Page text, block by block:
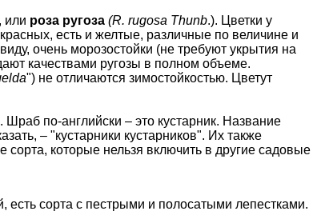
, или роза ругоза (R. rugosa Thunb.). Цветки у
есть и желтые, различные по величине и
очень морозостойки (не требуют укрытия на
качествами ругозы в полном объеме.
") не отличаются зимостойкостью. Цветут
по-английски – это кустарник. Название
– "кустарники кустарников". Их также
которые нельзя включить в другие садовые
есть сорта с пестрыми и полосатыми лепестками.